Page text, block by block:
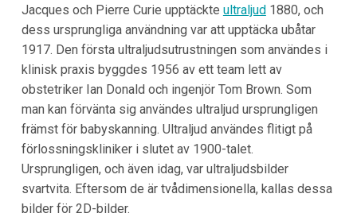
Jacques och Pierre Curie upptäckte ultraljud1880, och
dess ursprungliga användning var att upptäcka ubåtar
1917. Den första ultraljudsutrustningen som användes i
klinisk praxis byggdes 1956 av ett team lett av
obstetriker Ian Donald och ingenjör Tom Brown. Som
man kan förvänta sig användes ultraljud ursprungligen
främst för babyskanning. Ultraljud användes flitigt på
förlossningskliniker i slutet av 1900-talet.
Ursprungligen, och även idag, var ultraljudsbilder
svartvita. Eftersom de är tvådimensionella, kallas dessa
bilder för 2D-bilder.